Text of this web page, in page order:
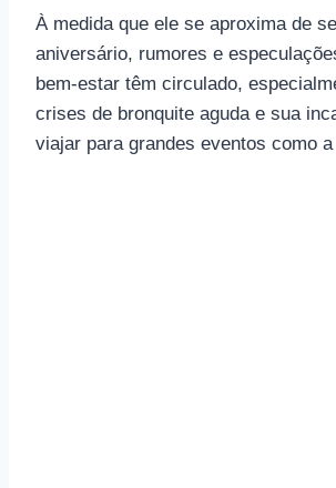
À medida que ele se aproxima de
aniversário, rumores e
bem-estar têm circulado,
crises de bronquite aguda e sua
viajar para grandes eventos como